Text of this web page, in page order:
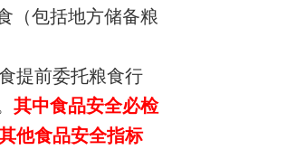
（包括地方储备粮
提前委托粮食行
其中食品安全必检
他食品安全指标